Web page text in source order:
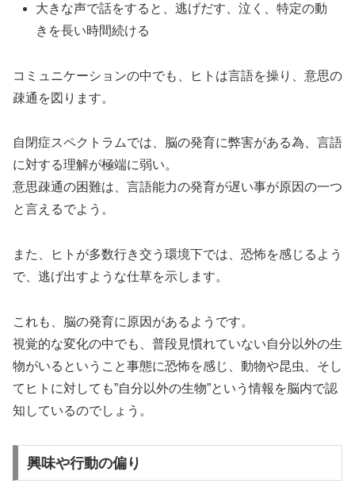
大きな声で話をすると、逃げだす、泣く、特定の動
きを長い時間続ける
コミュニケーションの中でも、ヒトは言語を操り、意思の
疎通を図ります。
自閉症スペクトラムでは、脳の発育に弊害がある為、言語
に対する理解が極端に弱い。
意思疎通の困難は、言語能力の発育が遅い事が原因の一つ
と言えるでよう。
また、ヒトが多数行き交う環境下では、恐怖を感じるよう
で、逃げ出すような仕草を示します。
これも、脳の発育に原因があるようです。
視覚的な変化の中でも、普段見慣れていない自分以外の生
物がいるということ事態に恐怖を感じ、動物や昆虫、そし
てヒトに対しても”自分以外の生物”という情報を脳内で認
知しているのでしょう。
興味や行動の偏り